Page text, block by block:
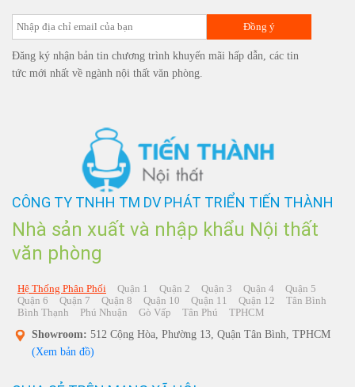
Đăng ký nhận bản tin chương trình khuyến mãi hấp dẫn, các tin
tức mới nhất về ngành nội thất văn phòng.
CÔNG TY TNHH TM DV PHÁT TRIỂN TIẾN THÀNH
Nhà sản xuất và nhập khẩu Nội thất
văn phòng
Hệ Thống Phân Phối Quận 1 Quận 2 Quận 3 Quận 4
Quận 5
Quận 6
Quận 7 Quận 8 Quận 10 Quận 11 Quận 12
Tân Bình
Bình Thạnh
Phú Nhuận Gò Vấp Tân Phú
TPHCM
Showroom: 512 Cộng Hòa, Phường 13, Quận Tân Bình, TPHCM
(Xem bản đồ)